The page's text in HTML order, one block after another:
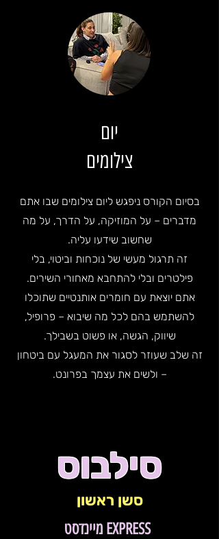
יום
צילומים
בסיום הקורס ניפגש ליום צילומים שבו אתם
מדברים – על המוזיקה, על הדרך, על מה
שחשוב שידעו עליה.
זה תרגול מעשי של נוכחות וביטוי, בלי
פילטרים ובלי להתחבא מאחורי השירים.
אתם יוצאת עם חומרים אותנטיים שתוכלו
להשתמש בהם לכל מה שיבוא – פרופיל,
שיווק, הגשה, או פשוט בשבילך.
זה שלב שעוזר לסגור את המעגל עם ביטחון
– ולשים את עצמך בפרונט.
סילבוס
סשן ראשון
מיינדסט EXPRESS